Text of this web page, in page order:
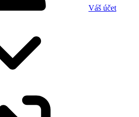
Váš účet